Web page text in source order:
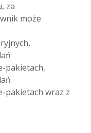
za
może
pakietach,
pakietach wraz z